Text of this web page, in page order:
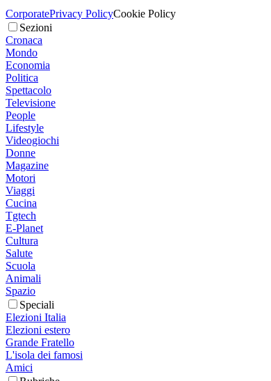
CorporatePrivacy PolicyCookie Policy
Sezioni
Cronaca
Mondo
Economia
Politica
Spettacolo
Televisione
People
Lifestyle
Videogiochi
Donne
Magazine
Motori
Viaggi
Cucina
Tgtech
E-Planet
Cultura
Salute
Scuola
Animali
Spazio
Speciali
Elezioni Italia
Elezioni estero
Grande Fratello
L'isola dei famosi
Amici